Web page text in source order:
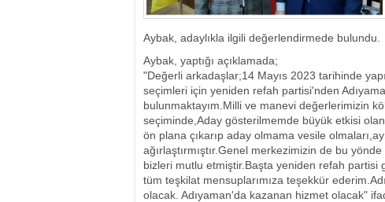
Aybak, adaylıkla ilgili değerlendirmede bulundu.
Aybak, yaptığı açıklamada;
"Değerli arkadaşlar;14 Mayıs 2023 tarihinde
seçimleri için yeniden refah partisi'nden
bulunmaktayım.Milli ve manevi değerlerimizin
seçiminde,Aday gösterilmemde büyük etkisi
ön plana çıkarıp aday olmama vesile
ağırlaştırmıştır.Genel merkezimizin de bu
bizleri mutlu etmiştir.Başta yeniden refah partisi
tüm teşkilat mensuplarımıza teşekkür
olacak. Adıyaman'da kazanan hizmet olacak"